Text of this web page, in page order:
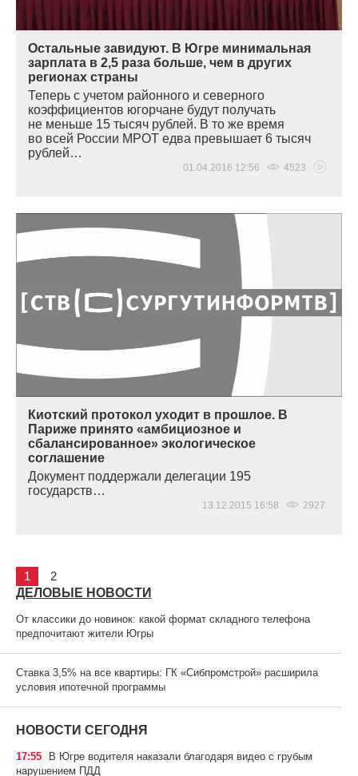
Остальные завидуют. В Югре минимальная
зарплата в 2,5 раза больше, чем в других
регионах страны
Теперь с учетом районного и северного
коэффициентов югорчане будут получать
не меньше 15 тысяч рублей. В то же время
во всей России МРОТ едва превышает 6 тысяч
рублей…
01.04.2016 12:56 4523
Киотский протокол уходит в прошлое. В
Париже принято «амбициозное и
сбалансированное» экологическое
соглашение
Документ поддержали делегации 195
государств…
13.12.2015 16:58 2927
1 2
ДЕЛОВЫЕ НОВОСТИ
От классики до новинок: какой формат складного телефона
предпочитают жители Югры
Ставка 3,5% на все квартиры: ГК «Сибпромстрой» расширила
условия ипотечной программы
НОВОСТИ СЕГОДНЯ
17:55
В Югре водителя наказали благодаря видео с грубым
нарушением ПДД